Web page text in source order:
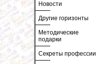
Новости
Другие горизонты
Методические
подарки
Секреты профессии